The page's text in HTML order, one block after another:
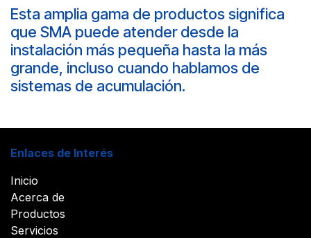
Esta amplia gama de productos significa
que SMA puede atender desde la
instalación más pequeña hasta la más
grande, incluso cuando hablamos de
sistemas de acumulación.
Enlaces de Interés
Inicio
Acerca de
Productos
Servicios